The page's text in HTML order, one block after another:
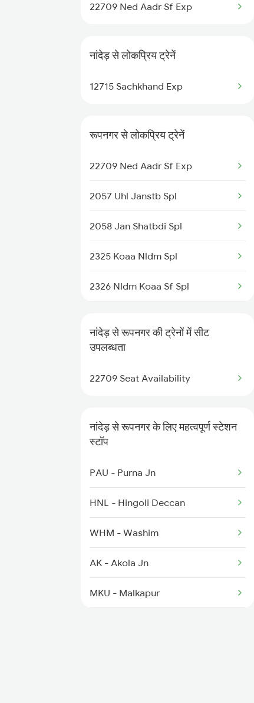
Rupnagar to Jhajha Trains
Rupnagar to Panipat Trains
22709 Ned Aadr Sf Exp
नांदेड़ से लोकप्रिय ट्रेनें
12715 Sachkhand Exp
रूपनगर से लोकप्रिय ट्रेनें
22709 Ned Aadr Sf Exp
2057 Uhl Janstb Spl
2058 Jan Shatbdi Spl
2325 Koaa Nldm Spl
2326 Nldm Koaa Sf Spl
12326 Gurumukhi Exp.
4553 Himachal Exp Spl
9718 Dlpc Jp Fest Sp
19717 Jp Dlpc Exp
19718 Dlpc Jp Express
14553 Himachal Exp
14554 Himachal Exp
4527 Shivalk Dlx Spl
नांदेड़ से रूपनगर की ट्रेनों में सीट
उपलब्धता
22709 Seat Availability
नांदेड़ से रूपनगर के लिए महत्वपूर्ण स्टेशन
स्टॉप
PAU - Purna Jn
HNL - Hingoli Deccan
WHM - Washim
AK - Akola Jn
MKU - Malkapur